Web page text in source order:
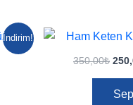
İndirim!
350,00₺